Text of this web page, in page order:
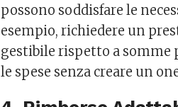
possono soddisfare le
esempio, richiedere un
gestibile rispetto a somme
le spese senza creare un